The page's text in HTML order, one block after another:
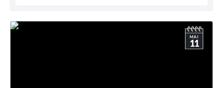
MAI
11